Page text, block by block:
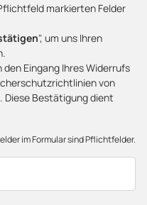
markierten Felder
", um uns Ihren
Eingang Ihres Widerrufs
von
Diese Bestätigung dient
im Formular sind Pflichtfelder.